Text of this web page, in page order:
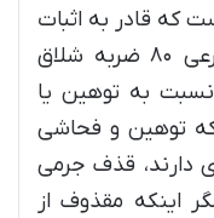
که قادر به اثبات
آن نباشید. مجازات قذف حد شرعی ۸۰ ضربه شلاق
به توهین یا
توهین و فحاشی
دارند، قذف جرمی
اینکه مقذوف از